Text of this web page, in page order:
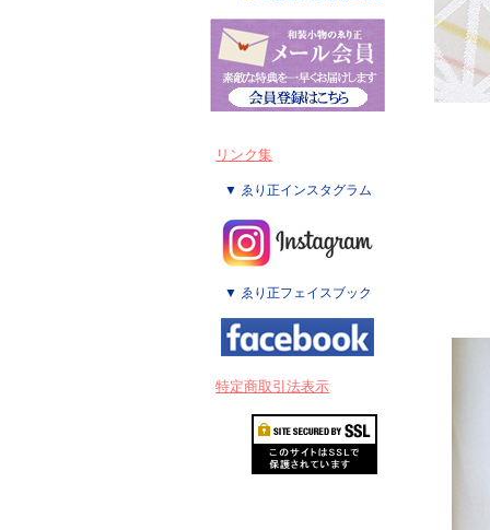
リンク集
▼ ゑり正インスタグラム
▼ ゑり正フェイスブック
特定商取引法表示